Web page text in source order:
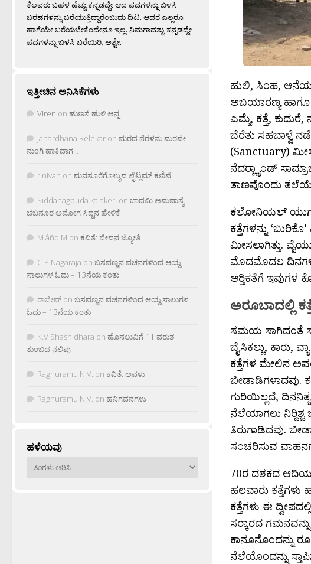
ಹುಲಿ, ಸಿಂಹ,
ಅಬಯಾರಣ್ಯ ಹಾಗೂ
ಎಮ್ಮೆ, ಕತ್ತೆ,
ಬೆರೆತು ಸಹಬಾಳ್ವೆ
(Sanctuary)
ನೆದರ್‍ಲ್ಯಾಂಡ್
ತಾಣವೊಂದು
ಕಲೋನಿಯಲ್
ಕತ್ತೆಗಳನ್ನು
ಮೀಸಲಾಗಿತ್ತು.
ಮೊದಮೊದಲ
ಆರ‍್ತಿಕತೆಗೆ ಇವುಗಳ
ಅರೂಬಾದಲ್ಲಿ
ಸಮಯ ಸಾಗಿದಂತೆ
ಬೈಸಿಕಲ್ಲು, ಕಾರು,
ಕತ್ತೆಗಳ ಮೇಲಿನ
ಬೀಡಾಡಿಗಳಾದವು.
ಗುರಿಯಿಲ್ಲದೆ,
ನೆಲೆಯಾಗಲು ನಿರ‍್ದಿಶ್ಟ
ತಿರುಗಾಡಿದವು.
ಸಂಚರಿಸುವ
70ರ ದಶಕದ
ಹಲವಾರು
ಕತ್ತೆಗಳು ಈ
ಸರ‍್ಕಾರದ
ಕಾನೂನೊಂದನ್ನು
ನೆಲೆಯೊಂದನ್ನು
ಕೆಲವರು ಬಹಳ ಹೆಚ್ಚು ಕನ್ನಡದ್ದೇ ಆದ ಪದಗಳನ್ನು ಬಳಸಿ
ಬರಹಗಳನ್ನು ಬರೆಯುತ್ತಿದ್ದಾರೆಂಬುದು ದಿಟ. ಆದರೆ ಎಲ್ಲರೂ
ಹಾಗೆಯೇ ಬರೆಯಬೇಕೆಂದೇನೂ ಇಲ್ಲ. ನಿಮಗಾದಶ್ಟು ಕನ್ನಡದ್ದೇ
ಪದಗಳನ್ನು ಬಳಸಿ ಬರೆಯಿರಿ, ಅಶ್ಟೇ.
ಇತ್ತೀಚಿನ ಅನಿಸಿಕೆಗಳು
Viren on ಹುಣಸೆ ಹುಳಿ ಅನ್ನ
Janardhana Relekar on ಮರದ ನೆರಳನು ಮರವೇ
ನುಂಗಿ ಹಾಕಿದಾಗ…
rjnivah on ಮನಸೂರೆಗೊಳ್ಳುವ ಲೈಟ್ಲಮ್ ಕಣಿವೆ
Siddanagouda kalakeri on ಬಾದಮಿ ಅಮವಾಸ್ಯೆ:
ಚಬನೂರ ಅಮೋಗ ಸಿದ್ದನ ಹೇಳಿಕೆ
M âñd M on ಕವಿತೆ: ಜೀವನ ಜ್ಯೋತಿ
C.P.Nagaraja on ಬಸವಣ್ಣನ ವಚನಗಳಿಂದ ಆಯ್ದ
ಸಾಲುಗಳ ಓದು – 13ನೆಯ ಕಂತು
ರಾಜೀವ್ on ಬಸವಣ್ಣನ ವಚನಗಳಿಂದ ಆಯ್ದ ಸಾಲುಗಳ
ಓದು – 13ನೆಯ ಕಂತು
K.V Shashidhara on ಹೊನಲುವಿಗೆ 11 ವರುಶ
ತುಂಬಿದ ನಲಿವು
Raghuramu N.V. on ಕವಿತೆ: ಅವಳು
Raghuramu N.V. on ಹನಿಗವನಗಳು
ಹಳೆಯವು
ಹಳೆಯವು